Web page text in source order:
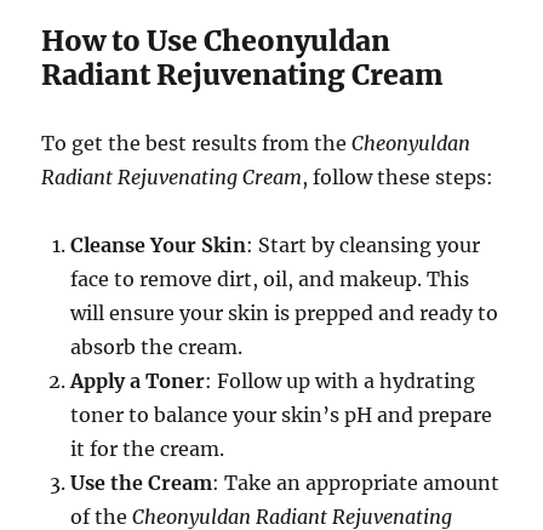
How to Use Cheonyuldan
Radiant Rejuvenating Cream
To get the best results from theCheonyuldan
Radiant Rejuvenating Cream, follow these steps:
Cleanse Your Skin: Start by cleansing your
face to remove dirt, oil, and makeup. This
will ensure your skin is prepped and ready to
absorb the cream.
Apply a Toner: Follow up with a hydrating
toner to balance your skin’s pH and prepare
it for the cream.
Use the Cream: Take an appropriate amount
of theCheonyuldan Radiant Rejuvenating